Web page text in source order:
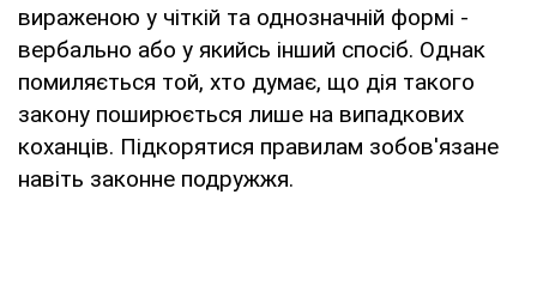
вираженою у чіткій та однозначній формі -
вербально або у якийсь інший спосіб. Однак
помиляється той, хто думає, що дія такого
закону поширюється лише на випадкових
коханців. Підкорятися правилам зобов'язане
навіть законне подружжя.